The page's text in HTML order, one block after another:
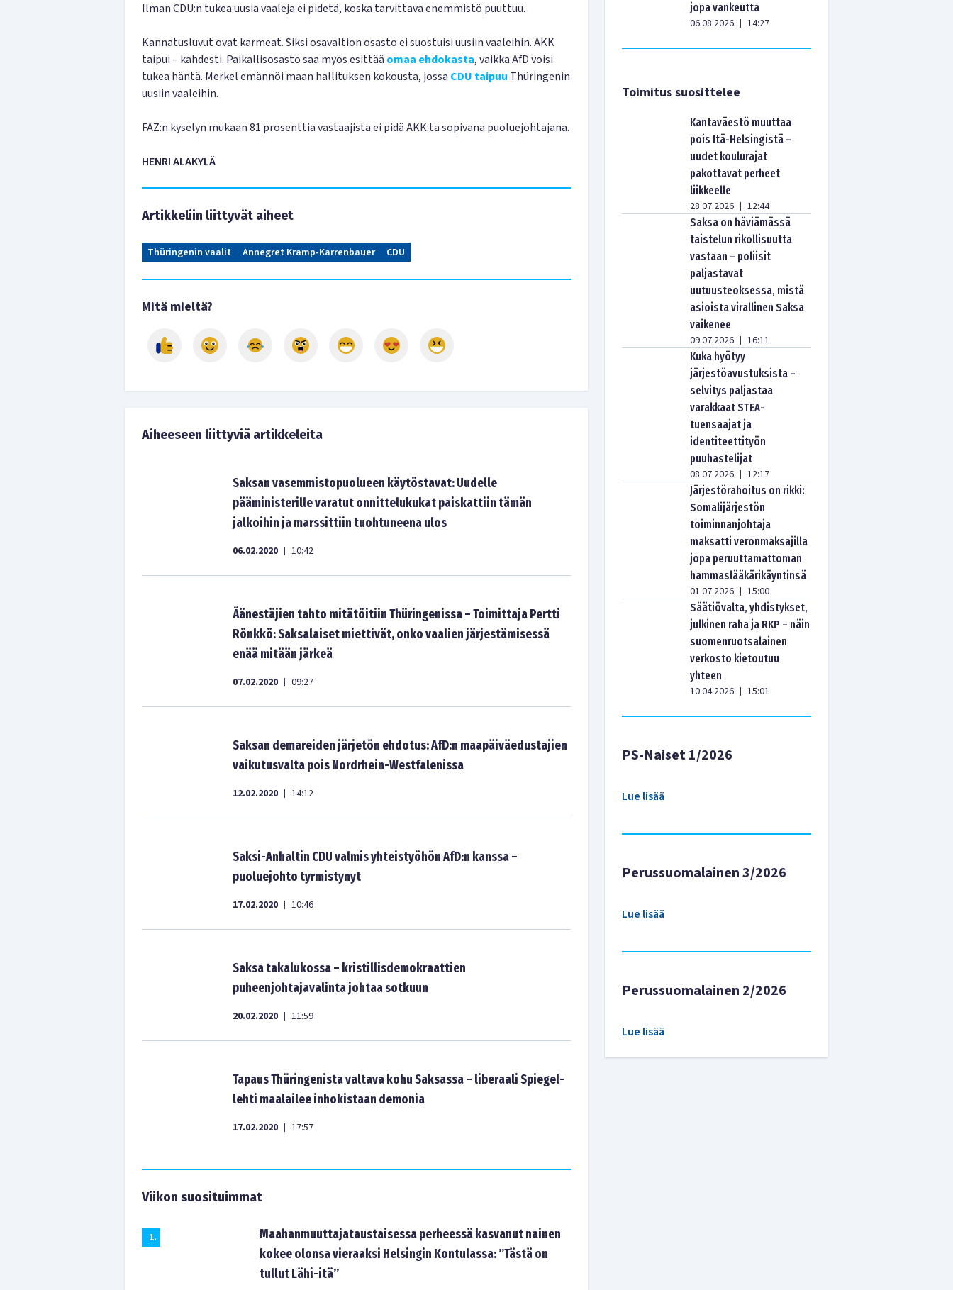
Ilman CDU:n tukea uusia vaaleja ei pidetä, koska tarvittava enemmistö puuttuu.
Kannatusluvut ovat karmeat. Siksi osavaltion osasto ei suostuisi uusiin vaaleihin. AKK
taipui – kahdesti. Paikallisosasto saa myös esittää omaa ehdokasta, vaikka AfD voisi
tukea häntä. Merkel emännöi maan hallituksen kokousta, jossa CDU taipuu Thüringenin
uusiin vaaleihin.
FAZ:n kyselyn mukaan 81 prosenttia vastaajista ei pidä AKK:ta sopivana puoluejohtajana.
HENRI ALAKYLÄ
Artikkeliin liittyvät aiheet
Thüringenin vaalit Annegret Kramp-Karrenbauer CDU
Mitä mieltä?
Aiheeseen liittyviä artikkeleita
Saksan vasemmistopuolueen käytöstavat: Uudelle
pääministerille varatut onnittelukukat paiskattiin tämän
jalkoihin ja marssittiin tuohtuneena ulos
06.02.2020 | 10:42
Äänestäjien tahto mitätöitiin Thüringenissa – Toimittaja Pertti
Rönkkö: Saksalaiset miettivät, onko vaalien järjestämisessä
enää mitään järkeä
07.02.2020 | 09:27
Saksan demareiden järjetön ehdotus: AfD:n maapäiväedustajien
vaikutusvalta pois Nordrhein-Westfalenissa
12.02.2020 | 14:12
Saksi-Anhaltin CDU valmis yhteistyöhön AfD:n kanssa –
puoluejohto tyrmistynyt
17.02.2020 | 10:46
Saksa takalukossa – kristillisdemokraattien
puheenjohtajavalinta johtaa sotkuun
20.02.2020 | 11:59
Tapaus Thüringenista valtava kohu Saksassa – liberaali Spiegel-
lehti maalailee inhokistaan demonia
17.02.2020 | 17:57
Viikon suosituimmat
1.
Maahanmuuttajataustaisessa perheessä kasvanut nainen
kokee olonsa vieraaksi Helsingin Kontulassa: ”Tästä on
tullut Lähi-itä”
jopa vankeutta
06.08.2026 | 14:27
Toimitus suosittelee
Kantaväestö muuttaa
pois Itä-Helsingistä –
uudet koulurajat
pakottavat perheet
liikkeelle
28.07.2026 | 12:44
Saksa on häviämässä
taistelun rikollisuutta
vastaan – poliisit
paljastavat
uutuusteoksessa, mistä
asioista virallinen Saksa
vaikenee
09.07.2026 | 16:11
Kuka hyötyy
järjestöavustuksista –
selvitys paljastaa
varakkaat STEA-
tuensaajat ja
identiteettityön
puuhastelijat
08.07.2026 | 12:17
Järjestörahoitus on rikki:
Somalijärjestön
toiminnanjohtaja
maksatti veronmaksajilla
jopa peruuttamattoman
hammaslääkärikäyntinsä
01.07.2026 | 15:00
Säätiövalta, yhdistykset,
julkinen raha ja RKP – näin
suomenruotsalainen
verkosto kietoutuu
yhteen
10.04.2026 | 15:01
PS-Naiset 1/2026
Lue lisää
Perussuomalainen 3/2026
Lue lisää
Perussuomalainen 2/2026
Lue lisää